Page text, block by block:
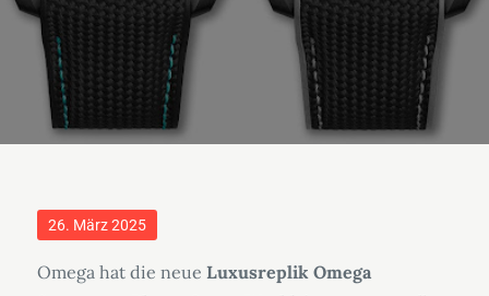
Posted
26. März 2025
Omega hat die neue Luxusreplik Omega